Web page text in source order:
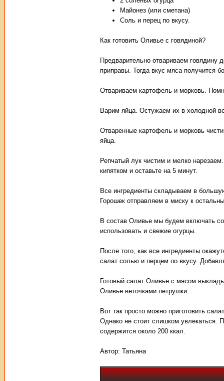
Майонез (или сметана)
Соль и перец по вкусу.
Как готовить Оливье с говядиной?
Предварительно отвариваем говядину
приправы. Тогда вкус мяса получится
Отвариваем картофель и морковь.
Варим яйца. Остужаем их в холодной
Отваренные картофель и морковь
яйца.
Репчатый лук чистим и мелко
кипятком и оставьте на 5 минут.
Все ингредиенты складываем в
Горошек отправляем в миску к
В состав Оливье мы будем включать
использовать и свежие огурцы.
После того, как все ингредиенты
салат солью и перцем по вкусу.
Готовый салат Оливье с мясом
Оливье веточками петрушки.
Вот так просто можно приготовить
Однако не стоит слишком увлекаться.
содержится около 200 ккал.
Автор: Татьяна